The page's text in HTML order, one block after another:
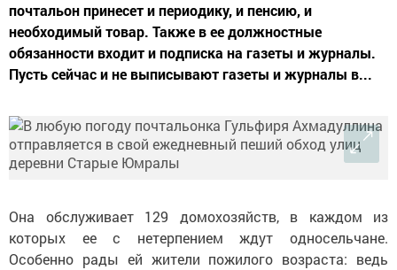
почтальон принесет и периодику, и пенсию, и
необходимый товар. Также в ее должностные
обязанности входит и подписка на газеты и журналы.
Пусть сейчас и не выписывают газеты и журналы в...
Она обслуживает 129 домохозяйств, в каждом из
которых ее с нетерпением ждут односельчане.
Особенно рады ей жители пожилого возраста: ведь